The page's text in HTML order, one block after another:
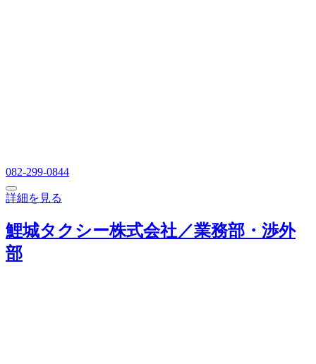
082-299-0844
詳細を見る
鯉城タクシー株式会社／業務部・渉外
部